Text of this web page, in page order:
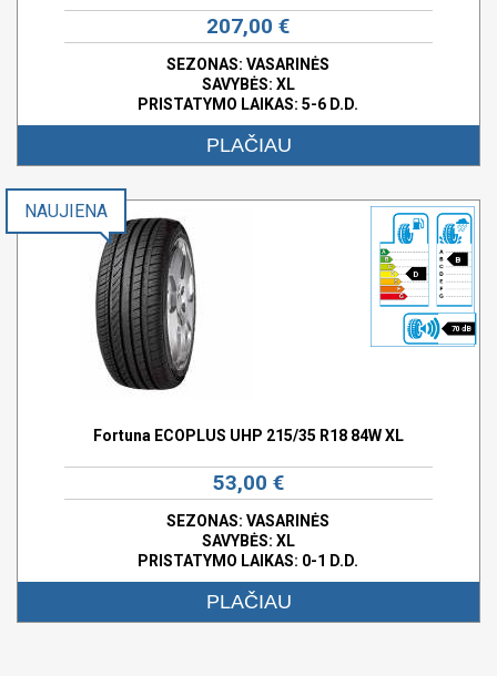
207,00 €
SEZONAS: VASARINĖS
SAVYBĖS: XL
PRISTATYMO LAIKAS: 5-6 D.D.
PLAČIAU
D
B
70 dB
NAUJIENA
Fortuna ECOPLUS UHP 215/35 R18 84W XL
53,00 €
SEZONAS: VASARINĖS
SAVYBĖS: XL
PRISTATYMO LAIKAS: 0-1 D.D.
PLAČIAU